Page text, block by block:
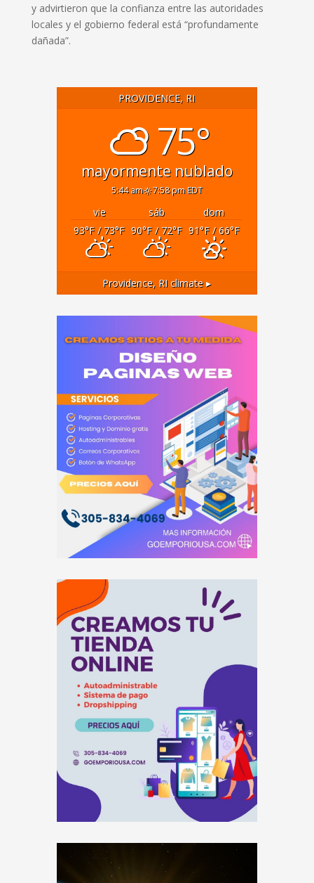
y advirtieron que la confianza entre las autoridades
locales y el gobierno federal está “profundamente
dañada”.
PROVIDENCE, RI
75°
mayormente nublado
5:44 am 7:58 pm EDT
vie sáb
dom
93°F/ 73°F 90°F/ 72°F 91°F/ 66°F
Providence, RI climate ▸